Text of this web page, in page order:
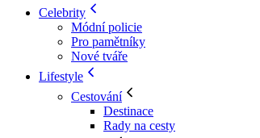
Celebrity
Módní policie
Pro pamětníky
Nové tváře
Lifestyle
Cestování
Destinace
Rady na cesty